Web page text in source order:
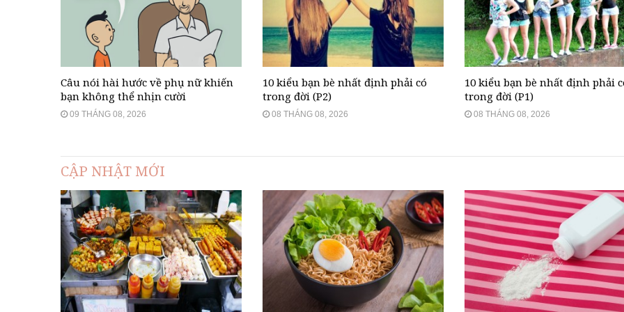
Câu nói hài hước về phụ nữ khiến
bạn không thể nhịn cười
09 THÁNG 08, 2026
10 kiểu bạn bè nhất định phải có
trong đời (P2)
08 THÁNG 08, 2026
10 kiểu bạn bè nhất định phải
trong đời (P1)
08 THÁNG 08, 2026
CẬP NHẬT MỚI